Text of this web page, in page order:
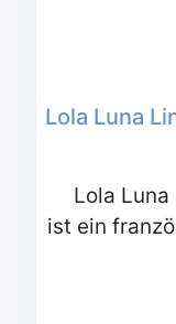
Lola Luna
Lola
ist ein